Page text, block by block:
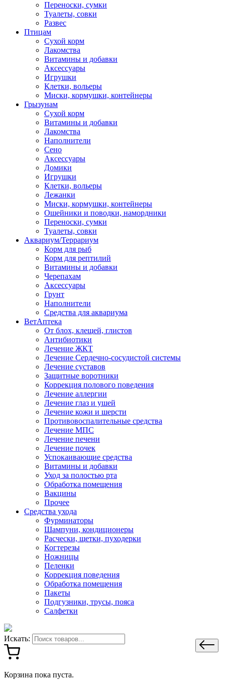
Переноски, сумки
Туалеты, совки
Развес
Птицам
Сухой корм
Лакомства
Витамины и добавки
Аксессуары
Игрушки
Клетки, вольеры
Миски, кормушки, контейнеры
Грызунам
Сухой корм
Витамины и добавки
Лакомства
Наполнители
Сено
Аксессуары
Домики
Игрушки
Клетки, вольеры
Лежанки
Миски, кормушки, контейнеры
Ошейники и поводки, намордники
Переноски, сумки
Туалеты, совки
Аквариум/Террариум
Корм для рыб
Корм для рептилий
Витамины и добавки
Черепахам
Аксессуары
Грунт
Наполнители
Средства для аквариума
ВетАптека
От блох, клещей, глистов
Антибиотики
Лечение ЖКТ
Лечение Сердечно-сосудистой системы
Лечение суставов
Защитные воротники
Коррекция полового поведения
Лечение аллергии
Лечение глаз и ушей
Лечение кожи и шерсти
Противовоспалительные средства
Лечение МПС
Лечение печени
Лечение почек
Успокаивающие средства
Витамины и добавки
Уход за полостью рта
Обработка помещения
Вакцины
Прочее
Средства ухода
Фурминаторы
Шампуни, кондиционеры
Расчески, щетки, пуходерки
Когтерезы
Ножницы
Пеленки
Коррекция поведения
Обработка помещения
Пакеты
Подгузники, трусы, пояса
Салфетки
Искать:
Корзина пока пуста.